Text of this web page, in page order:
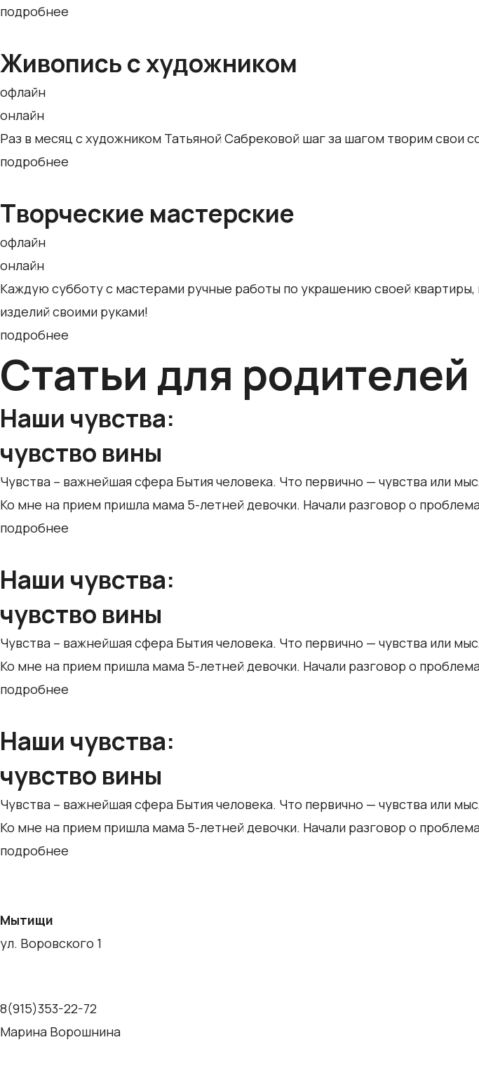
подробнее
Живопись с художником
офлайн
онлайн
Раз в месяц с художником Татьяной Сабрековой шаг за шагом творим свои
подробнее
Творческие мастерские
офлайн
онлайн
Каждую субботу с мастерами ручные работы по украшению своей
изделий своими руками!
подробнее
Статьи для родителей
Наши чувства:
чувство вины
Чувства – важнейшая сфера Бытия человека. Что первично — чувства или
Ко мне на прием пришла мама 5-летней девочки. Начали разговор о
подробнее
Наши чувства:
чувство вины
Чувства – важнейшая сфера Бытия человека. Что первично — чувства или
Ко мне на прием пришла мама 5-летней девочки. Начали разговор о
подробнее
Наши чувства:
чувство вины
Чувства – важнейшая сфера Бытия человека. Что первично — чувства или
Ко мне на прием пришла мама 5-летней девочки. Начали разговор о
подробнее
Мытищи
ул. Воровского 1
8(915)353-22-72
Марина Ворошнина